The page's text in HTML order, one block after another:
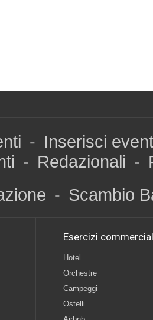
- Inserisci
- Redazionali -
- Scambio
Esercizi
Hotel
Orchestre
Campeggi
Ostelli